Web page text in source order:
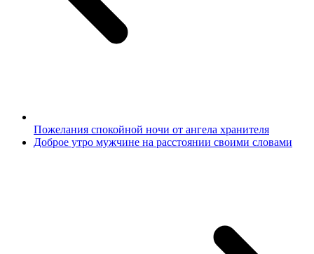
Пожелания спокойной ночи от ангела хранителя
Доброе утро мужчине на расстоянии своими словами